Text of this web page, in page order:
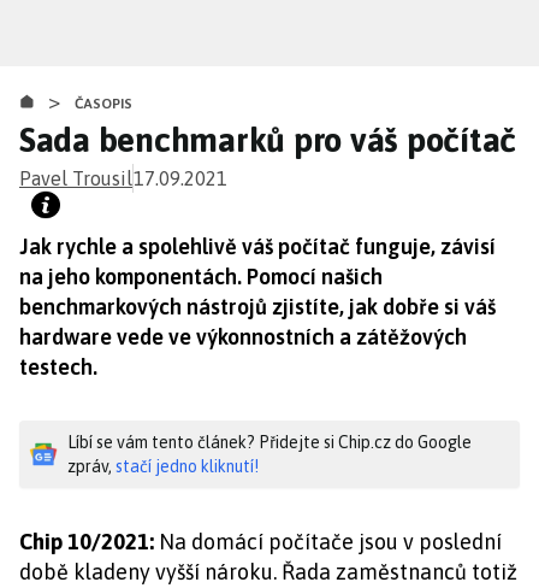
obsahu
> ČASOPIS
Sada benchmarků pro váš počítač
Pavel Trousil17.09.2021
Jak rychle a spolehlivě váš počítač funguje, závisí
na jeho komponentách. Pomocí našich
benchmarkových nástrojů zjistíte, jak dobře si váš
hardware vede ve výkonnostních a zátěžových
testech.
Líbí se vám tento článek? Přidejte si Chip.cz do Google
zpráv, stačí jedno kliknutí!
Chip 10/2021: Na domácí počítače jsou v poslední
době kladeny vyšší nároku. Řada zaměstnanců totiž